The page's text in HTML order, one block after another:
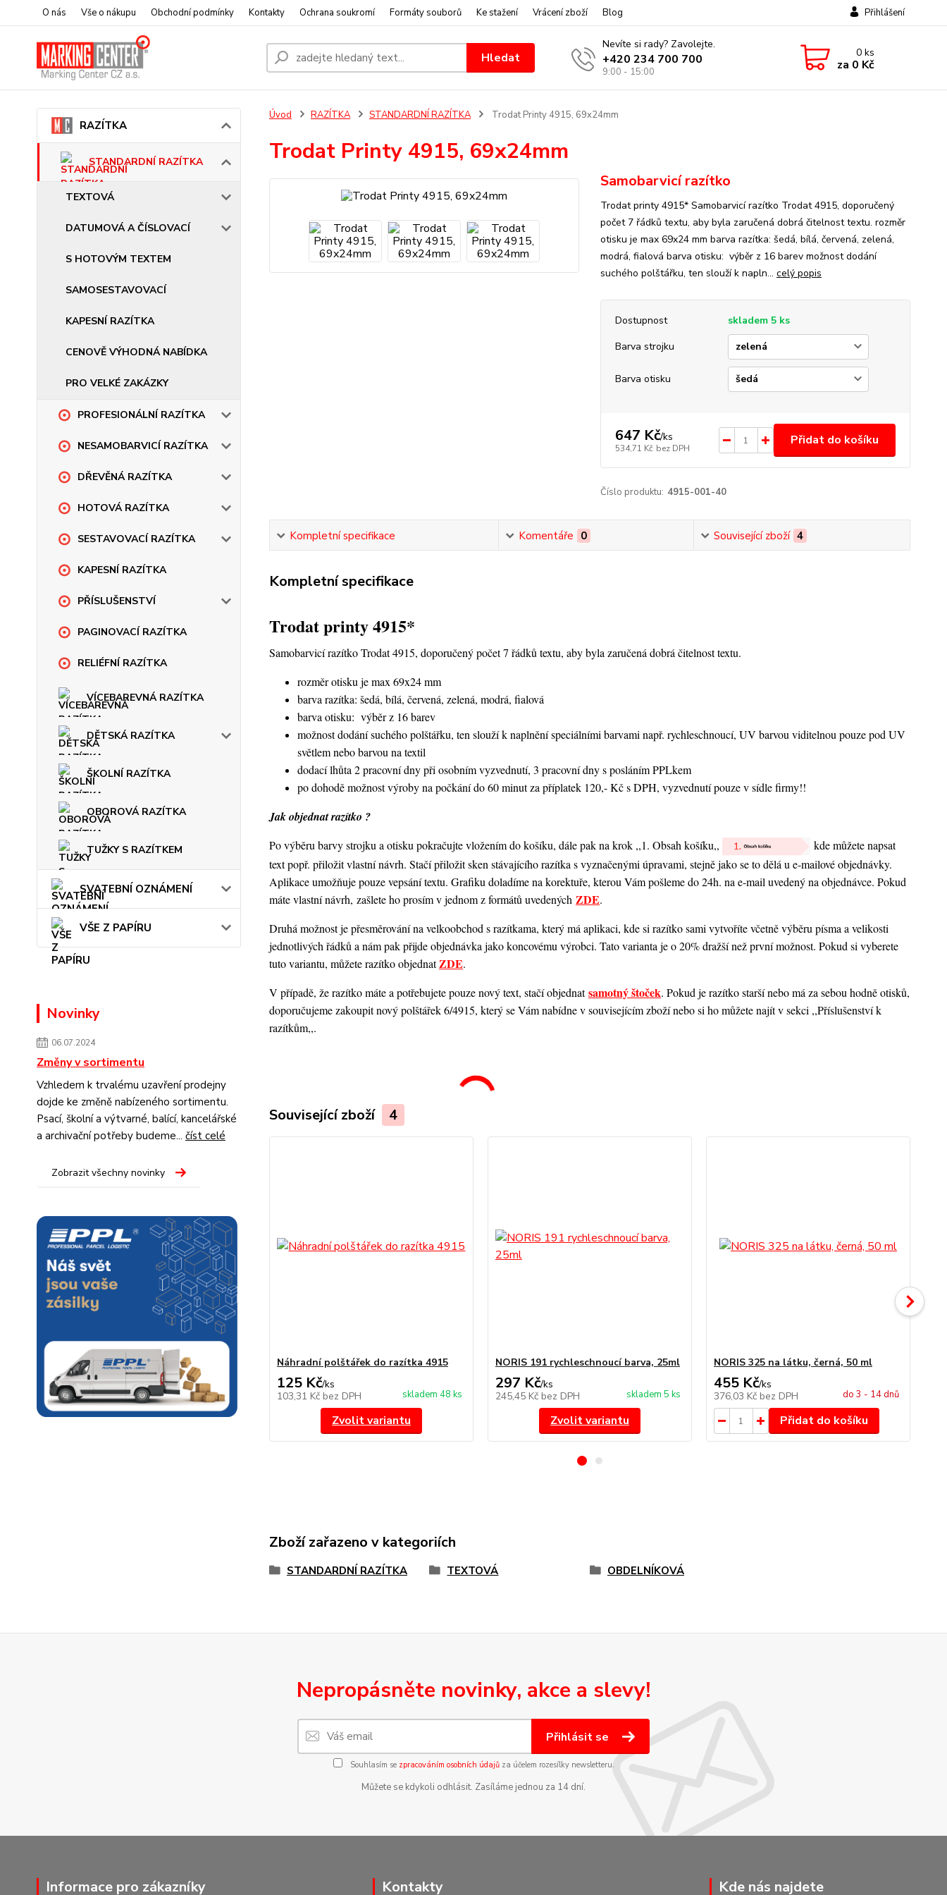
O nás Vše o nákupu Obchodní podmínky Kontakty Ochrana soukromí Formáty souborů Ke stažení Vrácení zboží Blog Přihlášení
Hledat
Nevíte si rady? Zavolejte.
+420 234 700 700
9:00 - 15:00
0ks
za 0 Kč
RAZÍTKA
STANDARDNÍ RAZÍTKA
TEXTOVÁ
DATUMOVÁ A ČÍSLOVACÍ
S HOTOVÝM TEXTEM
SAMOSESTAVOVACÍ
KAPESNÍ RAZÍTKA
CENOVĚ VÝHODNÁ NABÍDKA
PRO VELKÉ ZAKÁZKY
PROFESIONÁLNÍ RAZÍTKA
NESAMOBARVICÍ RAZÍTKA
DŘEVĚNÁ RAZÍTKA
HOTOVÁ RAZÍTKA
SESTAVOVACÍ RAZÍTKA
KAPESNÍ RAZÍTKA
PŘÍSLUŠENSTVÍ
PAGINOVACÍ RAZÍTKA
RELIÉFNÍ RAZÍTKA
VÍCEBAREVNÁ RAZÍTKA
DĚTSKÁ RAZÍTKA
ŠKOLNÍ RAZÍTKA
OBOROVÁ RAZÍTKA
TUŽKY S RAZÍTKEM
SVATEBNÍ OZNÁMENÍ
VŠE Z PAPÍRU
Novinky
06.07.2024
Změny v sortimentu
Vzhledem k trvalému uzavření prodejny
dojde ke změně nabízeného sortimentu.
Psací, školní a výtvarné, balící, kancelářské
a archivační potřeby budeme... číst celé
Zobrazit všechny novinky
Úvod RAZÍTKA STANDARDNÍ RAZÍTKA Trodat Printy 4915, 69x24mm
Trodat Printy 4915, 69x24mm
Samobarvicí razítko
Trodat printy 4915* Samobarvicí razítko Trodat 4915, doporučený
počet 7 řádků textu, aby byla zaručená dobrá čitelnost textu. rozměr
otisku je max 69x24 mm barva razítka: šedá, bílá, červená, zelená,
modrá, fialová barva otisku: výběr z 16 barev možnost dodání
suchého polštářku, ten slouží k napln... celý popis
Dostupnost
skladem 5 ks
Barva strojku
Barva otisku
647 Kč/ks
534,71 Kč bez DPH
Přidat do košíku
Číslo produktu: 4915-001-40
Kompletní specifikace Komentáře 0 Související zboží 4
Kompletní specifikace
Trodat printy 4915*
Samobarvicí razítko Trodat 4915, doporučený počet 7 řádků textu, aby byla zaručená dobrá čitelnost textu.
rozměr otisku je max 69x24 mm
barva razítka: šedá, bílá, červená, zelená, modrá, fialová
barva otisku: výběr z 16 barev
možnost dodání suchého polštářku, ten slouží k naplnění speciálními barvami např. rychleschnoucí, UV barvou viditelnou pouze pod UV
světlem nebo barvou na textil
dodací lhůta 2 pracovní dny při osobním vyzvednutí, 3 pracovní dny s posláním PPLkem
po dohodě možnost výroby na počkání do 60 minut za příplatek 120,- Kč s DPH, vyzvednutí pouze v sídle firmy!!
Jak objednat razítko ?
Po výběru barvy strojku a otisku pokračujte vložením do košíku, dále pak na krok ,,1. Obsah košíku,,
kde můžete napsat
text popř. přiložit vlastní návrh. Stačí přiložit sken stávajícího razítka s vyznačenými úpravami, stejně jako se to dělá u e-mailové objednávky.
Aplikace umožňuje pouze vepsání textu. Grafiku doladíme na korektuře, kterou Vám pošleme do 24h. na e-mail uvedený na objednávce. Pokud
máte vlastní návrh, zašlete ho prosím v jednom z formátů uvedených ZDE.
Druhá možnost je přesměrování na velkoobchod s razítkama, který má aplikaci, kde si razítko sami vytvoříte včetně výběru písma a velikosti
jednotlivých řádků a nám pak přijde objednávka jako koncovému výrobci. Tato varianta je o 20% dražší než první možnost. Pokud si vyberete
tuto variantu, můžete razítko objednatZDE.
V případě, že razítko máte a potřebujete pouze nový text, stačí objednatsamotný štoček. Pokud je razítko starší nebo má za sebou hodně otisků,
doporučujeme zakoupit nový polštářek 6/4915, který se Vám nabídne v souvisejícím zboží nebo si ho můžete najít v sekci ,,Příslušenství k
razítkům,,.
Související zboží 4
Náhradní polštářek do razítka 4915
125 Kč/ks
103,31 Kč bez DPH skladem 48 ks
Zvolit variantu
NORIS 191 rychleschnoucí barva, 25ml
297 Kč/ks
245,45 Kč bez DPH skladem 5 ks
Zvolit variantu
NORIS 325 na látku, černá, 50 ml
455 Kč/ks
376,03 Kč bez DPH do 3 - 14 dnů
Přidat do košíku
Zboží zařazeno v kategoriích
STANDARDNÍ RAZÍTKA TEXTOVÁ OBDELNÍKOVÁ
Nepropásněte novinky, akce a slevy!
Přihlásit se
Souhlasím se zpracováním osobních údajůza účelem rozesílky newsletteru.
Můžete se kdykoli odhlásit. Zasíláme jednou za 14 dní.
Informace pro zákazníky Kontakty Kde nás najdete